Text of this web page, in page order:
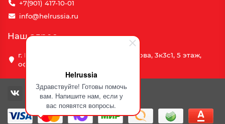
Helrussia
Здравствуйте! Готовы помочь
вам. Напишите нам, если у
вас появятся вопросы.
+7(901) 417-10-01
info@helrussia.ru
Наш адрес
г. Москва, улица Василия Петушкова, 3к3c1, 5 этаж,
офис 69